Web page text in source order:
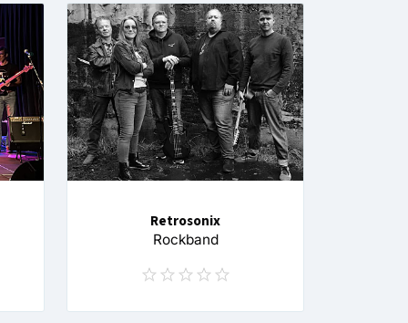
Retrosonix
Rockband